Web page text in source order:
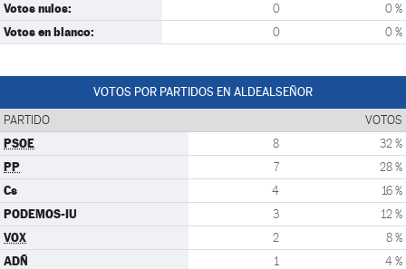
Votos nulos: 0 0 %
Votos en blanco: 0 0 %
VOTOS POR PARTIDOS EN ALDEALSEÑOR
PARTIDO VOTOS
PSOE 8 32 %
PP 7 28 %
Cs 4 16 %
PODEMOS-IU 3 12 %
VOX 2 8 %
ADÑ 1 4 %